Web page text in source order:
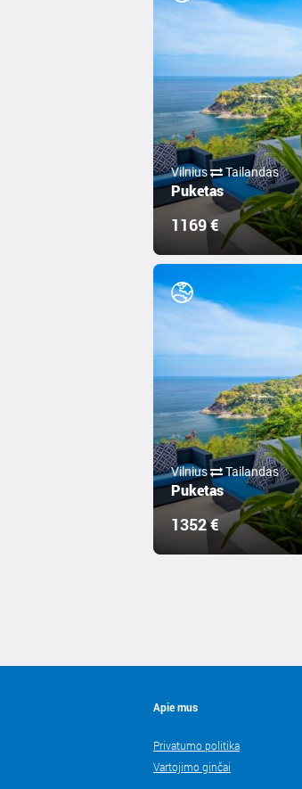
Vilnius Tailandas
Puketas
1169 €
Vilnius Tailandas
Puketas
1352 €
Apie mus
Privatumo politika
Vartojimo ginčai